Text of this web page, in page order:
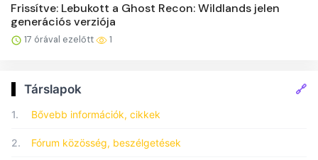
Frissítve: Lebukott a Ghost Recon: Wildlands jelen
generációs verziója
17 órával ezelőtt 1
Társlapok 🔗
1. Bővebb információk, cikkek
2. Fórum közösség, beszélgetések